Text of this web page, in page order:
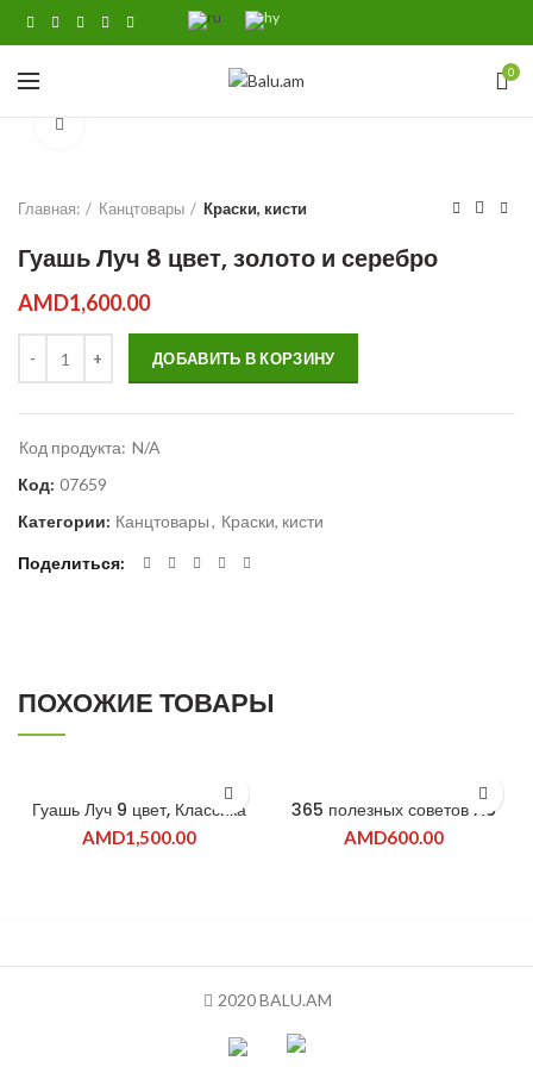
0
Главная: Канцтовары Краски, кисти
Гуашь Луч 8 цвет, золото и серебро
AMD1,600.00
ДОБАВИТЬ В КОРЗИНУ
Код продукта: N/A
Код: 07659
Категории: Канцтовары, Краски, кисти
Поделиться
ПОХОЖИЕ ТОВАРЫ
Гуашь Луч 9 цвет, Классика
AMD1,500.00
365 полезных советов A5
AMD600.00
2020 BALU.AM